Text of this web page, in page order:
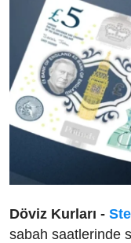
Şirket Haberleri
Döviz Kurları -
sabah saatlerinde